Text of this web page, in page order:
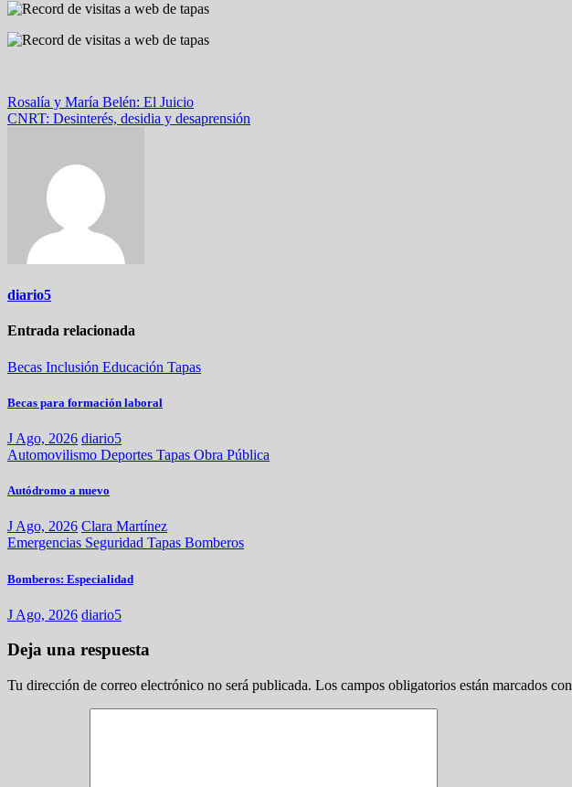
Navegación
de
Rosalía y María Belén: El Juicio
CNRT: Desinterés, desidia y desaprensión
diario5
Entrada relacionada
Becas Inclusión Educación Tapas
Becas para formación laboral
J Ago, 2026 diario5
Automovilismo Deportes Tapas Obra Pública
Autódromo a nuevo
J Ago, 2026 Clara Martínez
Emergencias Seguridad Tapas Bomberos
Bomberos: Especialidad
J Ago, 2026 diario5
Deja una respuesta
Tu dirección de correo electrónico no será publicada. Los campos obligatorios están marcados con